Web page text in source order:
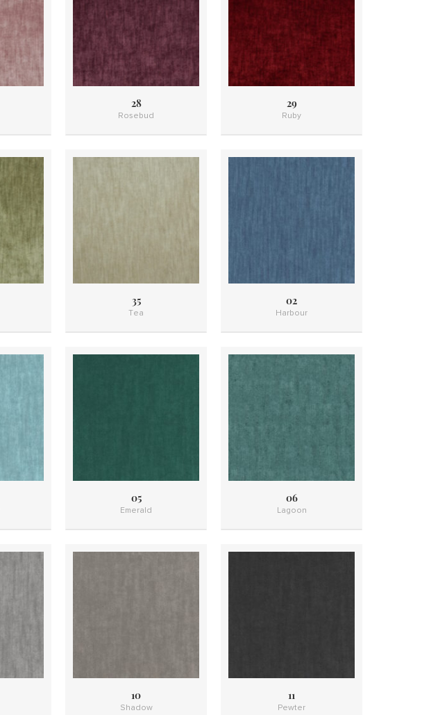
28
Rosebud
29
Ruby
35
Tea
02
Harbour
05
Emerald
06
Lagoon
10
Shadow
11
Pewter